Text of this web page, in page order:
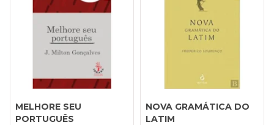
MELHORE SEU
PORTUGUÊS
NOVA GRAMÁTICA DO
LATIM